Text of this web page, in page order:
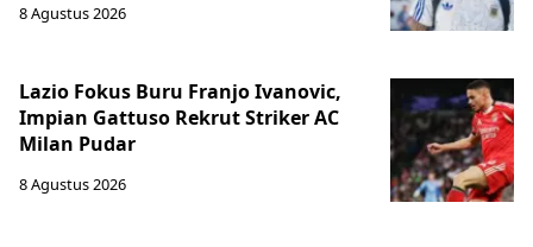
8 Agustus 2026
Lazio Fokus Buru Franjo Ivanovic,
Impian Gattuso Rekrut Striker AC
Milan Pudar
8 Agustus 2026